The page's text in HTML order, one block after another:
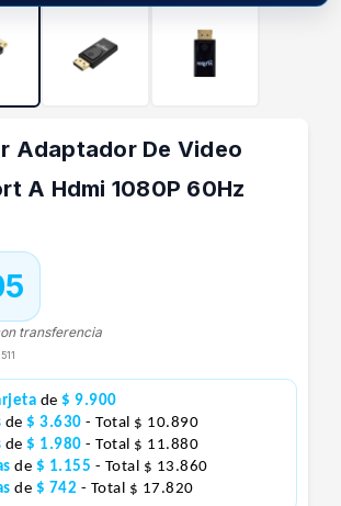
Adaptador De Video
A Hdmi 1080P 60Hz
transferencia
de $ 9.900
de $ 3.630 - Total $ 10.890
de $ 1.980 - Total $ 11.880
de $ 1.155 - Total $ 13.860
de $ 742 - Total $ 17.820